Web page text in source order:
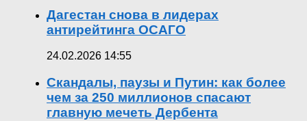
Дагестан снова в лидерах
антирейтинга ОСАГО
24.02.2026 14:55
Скандалы, паузы и Путин: как более
чем за 250 миллионов спасают
главную мечеть Дербента